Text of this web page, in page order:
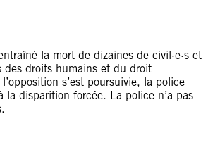
la mort de dizaines de civil·e·s et
des droits humains et du droit
s’est poursuivie, la police
disparition forcée. La police n’a pas